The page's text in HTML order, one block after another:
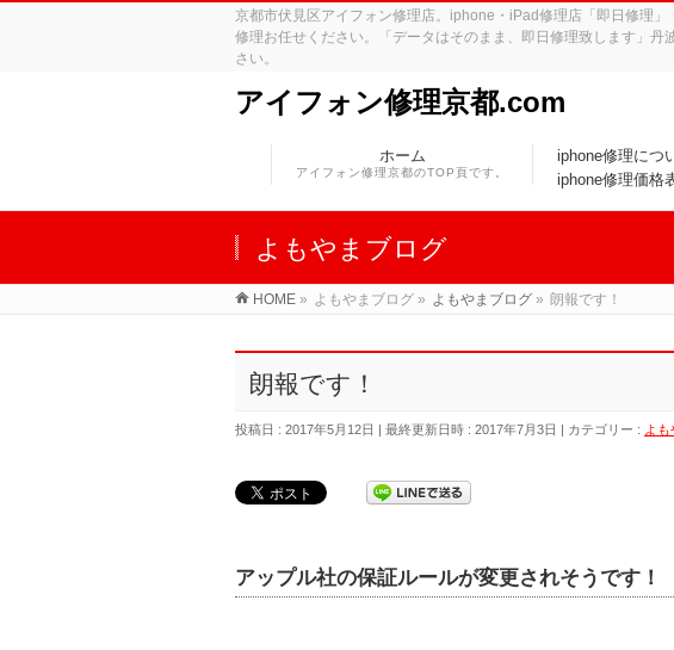
京都市伏見区アイフォン修理店。iphone・iPad修理店「即日修理
修理お任せください。「データはそのまま、即日修理致します」
さい。
アイフォン修理京都.com
ホーム
アイフォン修理京都のTOP頁です。
iphone修理につ
iphone修理価格
よもやまブログ
HOME » よもやまブログ » よもやまブログ » 朗報です！
朗報です！
投稿日 : 2017年5月12日 最終更新日時 : 2017年7月3日 カテゴリー : よ
アップル社の保証ルールが変更されそうです！